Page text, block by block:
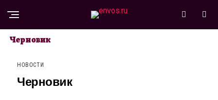
Черновик
НОВОСТИ
Черновик